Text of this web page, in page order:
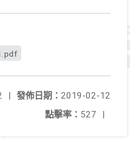
發佈日期： 2019-02-12
|
點擊率： 527 |